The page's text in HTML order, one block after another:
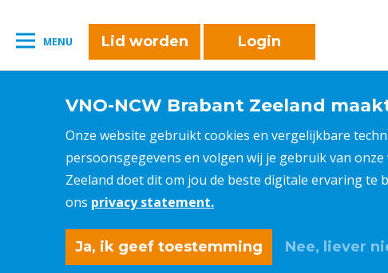
MENU Lid worden Login
VNO-NCW Brabant Zeeland
Onze website gebruikt cookies en vergelijkbare
persoonsgegevens en volgen wij je gebruik van
Zeeland doet dit om jou de beste digitale ervaring te
ons privacy statement.
Ja, ik geef toestemming Nee, liever